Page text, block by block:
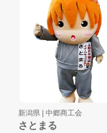
新潟県 | 中郷商工会
さとまる